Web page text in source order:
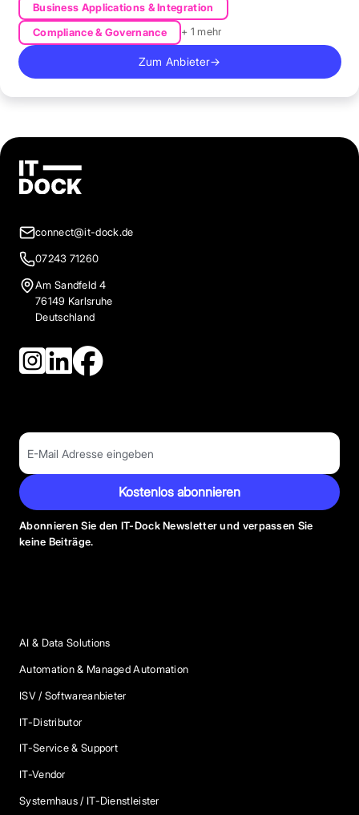
Business Applications & Integration
Compliance & Governance
+ 1 mehr
Zum Anbieter→
connect@it-dock.de
07243 71260
Am Sandfeld 4
76149 Karlsruhe
Deutschland
Kostenlos abonnieren
Abonnieren Sie den IT-Dock Newsletter und verpassen Sie
keine Beiträge.
AI & Data Solutions
Automation & Managed Automation
ISV / Softwareanbieter
IT-Distributor
IT-Service & Support
IT-Vendor
Systemhaus / IT-Dienstleister